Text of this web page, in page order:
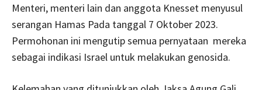
Menteri, menteri lain dan anggota Knesset menyusul
serangan Hamas Pada tanggal 7 Oktober 2023.
Permohonan ini mengutip semua pernyataan mereka
sebagai indikasi Israel untuk melakukan genosida.